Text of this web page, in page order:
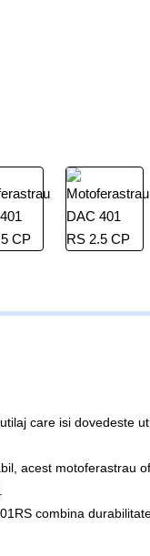
care isi dovedeste
acest motoferastrau
combina